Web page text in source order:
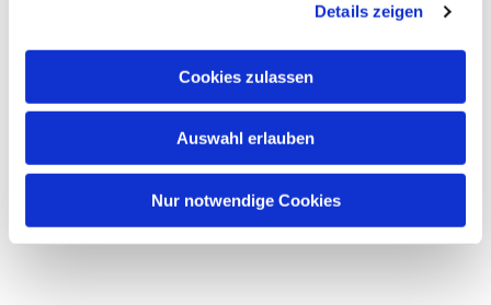
Details zeigen
Cookies zulassen
Auswahl erlauben
Nur notwendige Cookies